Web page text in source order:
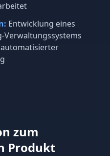
Entwicklung eines
zum
Produkt